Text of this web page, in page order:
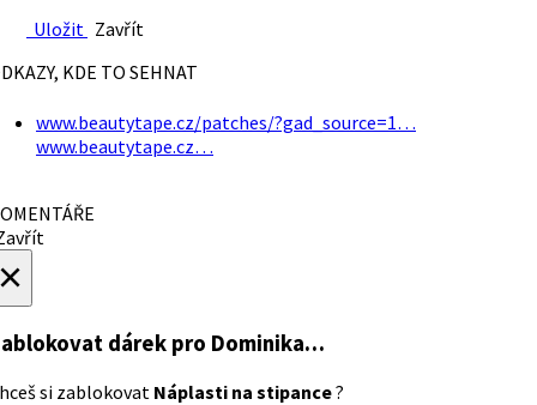
Uložit Zavřít
KDE TO SEHNAT
www.beautytape.cz/patches/?gad_source=1…
www.beautytape.cz…
dárek pro Dominika…
si zablokovat Náplasti na stipance?